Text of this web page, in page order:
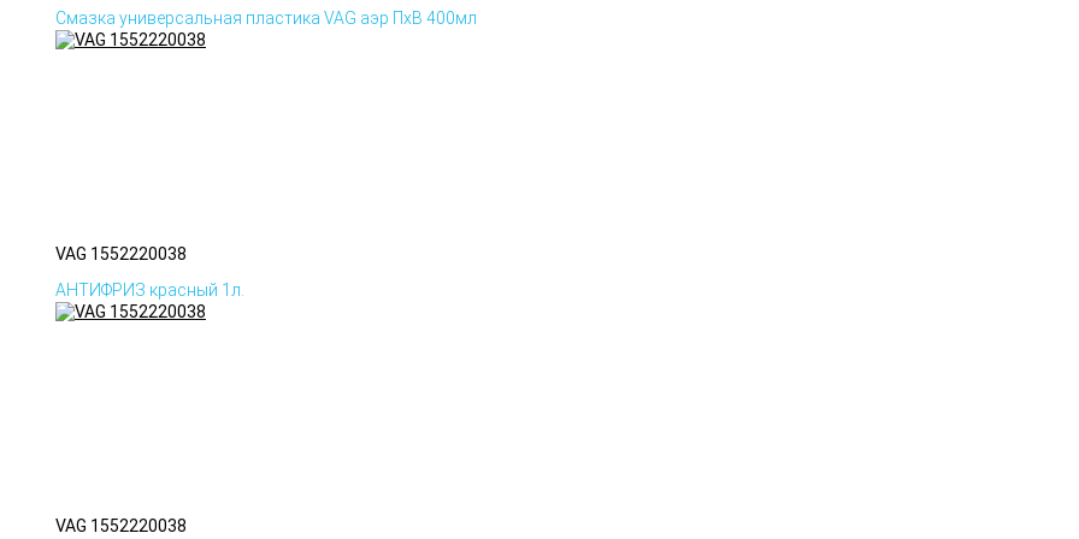
Смазка универсальная пластика VAG аэр ПхВ 400мл
VAG 1552220038
АНТИФРИЗ красный 1л.
VAG 1552220038